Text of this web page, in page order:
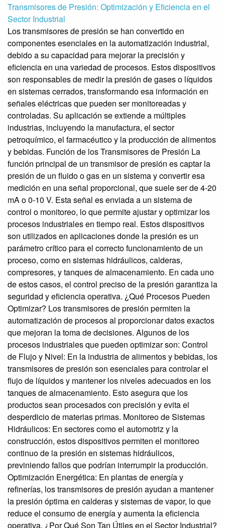
Transmisores de Presión: Optimización y Eficiencia en el
Sector Industrial
Los transmisores de presión se han convertido en
componentes esenciales en la automatización industrial,
debido a su capacidad para mejorar la precisión y
eficiencia en una variedad de procesos. Estos dispositivos
son responsables de medir la presión de gases o líquidos
en sistemas cerrados, transformando esa información en
señales eléctricas que pueden ser monitoreadas y
controladas. Su aplicación se extiende a múltiples
industrias, incluyendo la manufactura, el sector
petroquímico, el farmacéutico y la producción de alimentos
y bebidas. Función de los Transmisores de Presión La
función principal de un transmisor de presión es captar la
presión de un fluido o gas en un sistema y convertir esa
medición en una señal proporcional, que suele ser de 4-20
mA o 0-10 V. Esta señal es enviada a un sistema de
control o monitoreo, lo que permite ajustar y optimizar los
procesos industriales en tiempo real. Estos dispositivos
son utilizados en aplicaciones donde la presión es un
parámetro crítico para el correcto funcionamiento de un
proceso, como en sistemas hidráulicos, calderas,
compresores, y tanques de almacenamiento. En cada uno
de estos casos, el control preciso de la presión garantiza la
seguridad y eficiencia operativa. ¿Qué Procesos Pueden
Optimizar? Los transmisores de presión permiten la
automatización de procesos al proporcionar datos exactos
que mejoran la toma de decisiones. Algunos de los
procesos industriales que pueden optimizar son: Control
de Flujo y Nivel: En la industria de alimentos y bebidas, los
transmisores de presión son esenciales para controlar el
flujo de líquidos y mantener los niveles adecuados en los
tanques de almacenamiento. Esto asegura que los
productos sean procesados con precisión y evita el
desperdicio de materias primas. Monitoreo de Sistemas
Hidráulicos: En sectores como el automotriz y la
construcción, estos dispositivos permiten el monitoreo
continuo de la presión en sistemas hidráulicos,
previniendo fallos que podrían interrumpir la producción.
Optimización Energética: En plantas de energía y
refinerías, los transmisores de presión ayudan a mantener
la presión óptima en calderas y sistemas de vapor, lo que
reduce el consumo de energía y aumenta la eficiencia
operativa. ¿Por Qué Son Tan Útiles en el Sector Industrial?